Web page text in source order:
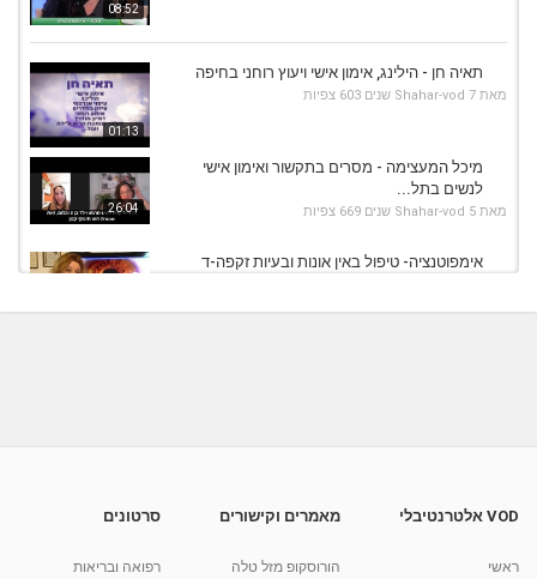
08:52
01:13
תאיה חן - הילינג, אימון אישי ויעוץ רוחני בחיפה
מאת Shahar-vod 7 שנים 603 צפיות
26:04
מיכל המעצימה - מסרים בתקשור ואימון אישי
לנשים בתל...
מאת Shahar-vod 5 שנים 669 צפיות
אימפוטנציה- טיפול באין אונות ובעיות זקפה-ד
VOD אלטרנטיבלי
ראשי
מאמרים וקישורים
הורוסקופ מזל טלה
סרטונים
רפואה ובריאות